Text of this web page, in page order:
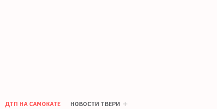
ДТП НА САМОКАТЕ НОВОСТИ ТВЕРИ